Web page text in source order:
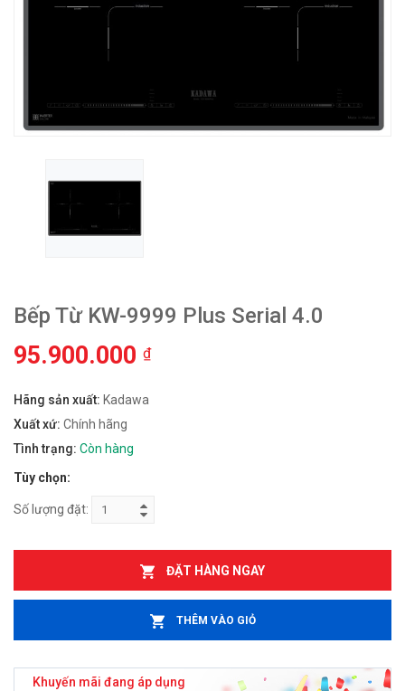
Bếp Từ KW-9999 Plus Serial 4.0
95.900.000 ₫
Hãng sản xuất: Kadawa
Xuất xứ: Chính hãng
Tình trạng: Còn hàng
Tùy chọn:
Số lượng đặt:
ĐẶT HÀNG NGAY
THÊM VÀO GIỎ
Khuyến mãi đang áp dụng